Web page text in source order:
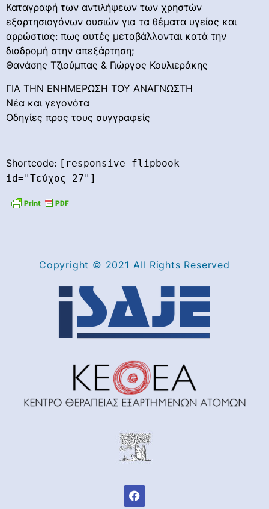
Καταγραφή των αντιλήψεων των χρηστών
εξαρτησιογόνων ουσιών για τα θέματα υγείας και
αρρώστιας: πως αυτές μεταβάλλονται κατά την
διαδρομή στην απεξάρτηση;
Θανάσης Τζιούμπας & Γιώργος Κουλιεράκης
ΓΙΑ ΤΗΝ ΕΝΗΜΕΡΩΣΗ ΤΟΥ ΑΝΑΓΝΩΣΤΗ
Νέα και γεγονότα
Οδηγίες προς τους συγγραφείς
Shortcode: [responsive-flipbook
id="Τεύχος_27"]
Copyright © 2021 All Rights Reserved